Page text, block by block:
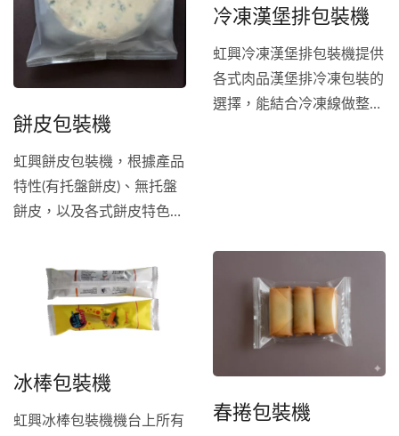
餅皮包裝機
虹興餅皮包裝機，根據產品
特性(有托盤餅皮)、無托盤
餅皮，以及各式餅皮特色設
皮、水餃餅皮及春捲餅皮等
各式中式或西式餅皮產品，
機台採用下方進紙軸，對於
據產品特性採用直接放包膜
上、皮帶輸送帶、西德片帶
冷凍漢堡排包裝機
虹興冷凍漢堡排包裝機提供
各式肉品漢堡排冷凍包裝的
選擇，能結合冷凍線做整廠
擾因素。
冰棒包裝機
虹興冰棒包裝機機台上所有
春捲包裝機